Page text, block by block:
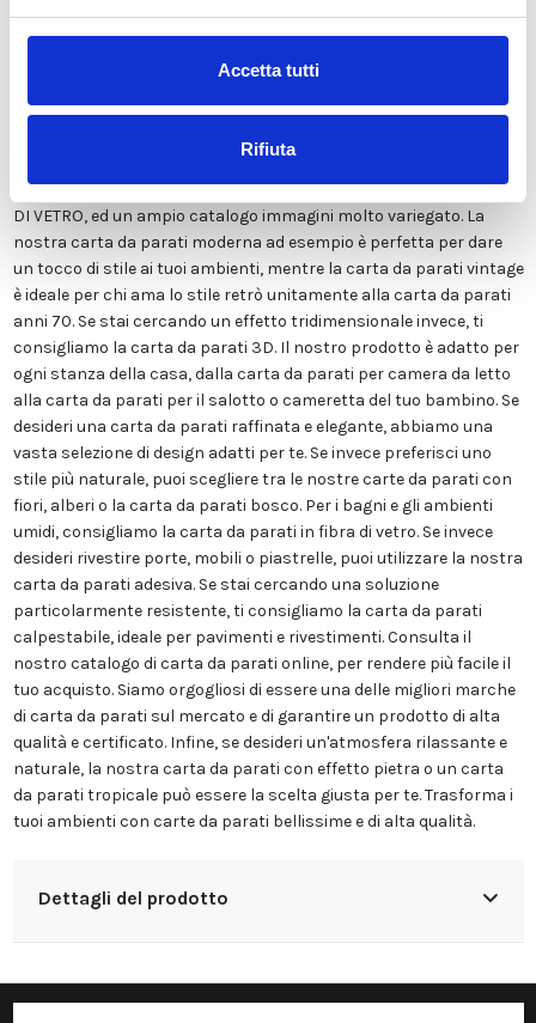
Accetta tutti
Rifiuta
style e nei colori GRATUITAMENTE dai nostri designer e adatta ad
sostanze chimiche pericolose. Inoltre, possiede le certificazioni
di finiture tra cui LISCIA CLASSICA, TELA CANVAS, ADESIVA o FIBRA
DI VETRO, ed un ampio catalogo immagini molto variegato. La
nostra carta da parati moderna ad esempio è perfetta per dare
un tocco di stile ai tuoi ambienti, mentre la carta da parati vintage
è ideale per chi ama lo stile retrò unitamente alla carta da parati
anni 70. Se stai cercando un effetto tridimensionale invece, ti
consigliamo la carta da parati 3D. Il nostro prodotto è adatto per
ogni stanza della casa, dalla carta da parati per camera da letto
alla carta da parati per il salotto o cameretta del tuo bambino. Se
desideri una carta da parati raffinata e elegante, abbiamo una
vasta selezione di design adatti per te. Se invece preferisci uno
stile più naturale, puoi scegliere tra le nostre carte da parati con
fiori, alberi o la carta da parati bosco. Per i bagni e gli ambienti
umidi, consigliamo la carta da parati in fibra di vetro. Se invece
desideri rivestire porte, mobili o piastrelle, puoi utilizzare la nostra
carta da parati adesiva. Se stai cercando una soluzione
particolarmente resistente, ti consigliamo la carta da parati
calpestabile, ideale per pavimenti e rivestimenti. Consulta il
nostro catalogo di carta da parati online, per rendere più facile il
tuo acquisto. Siamo orgogliosi di essere una delle migliori marche
di carta da parati sul mercato e di garantire un prodotto di alta
qualità e certificato. Infine, se desideri un'atmosfera rilassante e
naturale, la nostra carta da parati con effetto pietra o un carta
da parati tropicale può essere la scelta giusta per te. Trasforma i
tuoi ambienti con carte da parati bellissime e di alta qualità.
Dettagli del prodotto